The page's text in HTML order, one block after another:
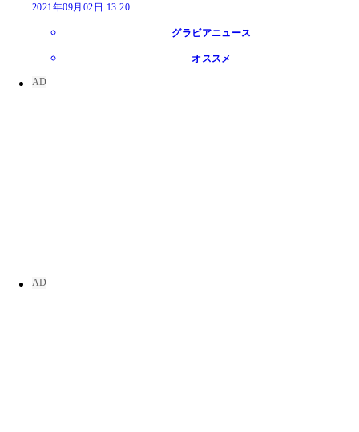
2021年09月02日 13:20
グラビアニュース
オススメ